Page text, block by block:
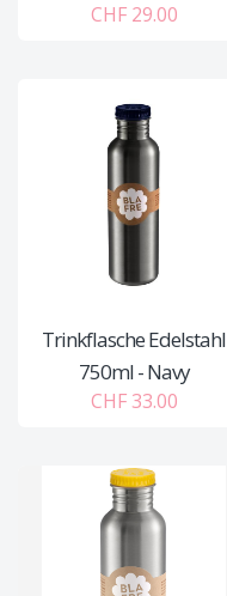
CHF 29.00
Trinkflasche Edelstahl
750ml - Navy
CHF 33.00